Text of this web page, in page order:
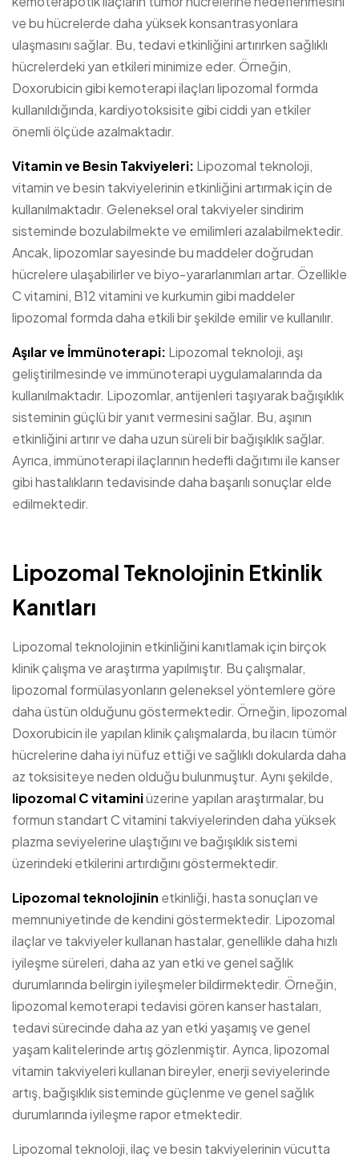
ve bu hücrelerde daha yüksek konsantrasyonlara
ulaşmasını sağlar. Bu, tedavi etkinliğini artırırken sağlıklı
hücrelerdeki yan etkileri minimize eder. Örneğin,
Doxorubicin gibi kemoterapi ilaçları lipozomal formda
kullanıldığında, kardiyotoksisite gibi ciddi yan etkiler
önemli ölçüde azalmaktadır.
Vitamin ve Besin Takviyeleri: Lipozomal teknoloji,
vitamin ve besin takviyelerinin etkinliğini artırmak için de
kullanılmaktadır. Geleneksel oral takviyeler sindirim
sisteminde bozulabilmekte ve emilimleri azalabilmektedir.
Ancak, lipozomlar sayesinde bu maddeler doğrudan
hücrelere ulaşabilirler ve biyo-yararlanımları artar. Özellikle
C vitamini, B12 vitamini ve kurkumin gibi maddeler
lipozomal formda daha etkili bir şekilde emilir ve kullanılır.
Aşılar ve İmmünoterapi: Lipozomal teknoloji, aşı
geliştirilmesinde ve immünoterapi uygulamalarında da
kullanılmaktadır. Lipozomlar, antijenleri taşıyarak bağışıklık
sisteminin güçlü bir yanıt vermesini sağlar. Bu, aşının
etkinliğini artırır ve daha uzun süreli bir bağışıklık sağlar.
Ayrıca, immünoterapi ilaçlarının hedefli dağıtımı ile kanser
gibi hastalıkların tedavisinde daha başarılı sonuçlar elde
edilmektedir.
Lipozomal Teknolojinin Etkinlik
Kanıtları
Lipozomal teknolojinin etkinliğini kanıtlamak için birçok
klinik çalışma ve araştırma yapılmıştır. Bu çalışmalar,
lipozomal formülasyonların geleneksel yöntemlere göre
daha üstün olduğunu göstermektedir. Örneğin, lipozomal
Doxorubicin ile yapılan klinik çalışmalarda, bu ilacın tümör
hücrelerine daha iyi nüfuz ettiği ve sağlıklı dokularda daha
az toksisiteye neden olduğu bulunmuştur. Aynı şekilde,
lipozomal C vitaminiüzerine yapılan araştırmalar, bu
formun standart C vitamini takviyelerinden daha yüksek
plazma seviyelerine ulaştığını ve bağışıklık sistemi
üzerindeki etkilerini artırdığını göstermektedir.
Lipozomal teknolojinin etkinliği, hasta sonuçları ve
memnuniyetinde de kendini göstermektedir. Lipozomal
ilaçlar ve takviyeler kullanan hastalar, genellikle daha hızlı
iyileşme süreleri, daha az yan etki ve genel sağlık
durumlarında belirgin iyileşmeler bildirmektedir. Örneğin,
lipozomal kemoterapi tedavisi gören kanser hastaları,
tedavi sürecinde daha az yan etki yaşamış ve genel
yaşam kalitelerinde artış gözlenmiştir. Ayrıca, lipozomal
vitamin takviyeleri kullanan bireyler, enerji seviyelerinde
artış, bağışıklık sisteminde güçlenme ve genel sağlık
durumlarında iyileşme rapor etmektedir.
Lipozomal teknoloji, ilaç ve besin takviyelerinin vücutta